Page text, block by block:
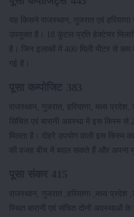
यह किसने राजस्थान, गुजरात एवं हरियाणा
उपयुक्त है। 18 कुंटल प्रति हेक्टेयर
है। जिन इलाकों में 400 मिली मीटर से कम
गई है।
राजस्थान, गुजरात, हरियाणा, मध्य प्रदेश,
सिंचित एवं बारानी अवस्था में इस किस्म
मिलता है। दोहरे उपयोग वाली इस किस्म
की वजह बीच में बदल सकते हैं और अपना
राजस्थान, गुजरात ,हरियाणा ,मध्य प्रदेश
स्थित बारानी एवं संचित दोनों अवस्थाओं